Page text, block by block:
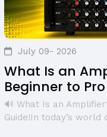
July 09- 2026
What Is an
Beginner to
🔊 What Is an
Guide!In today’s world